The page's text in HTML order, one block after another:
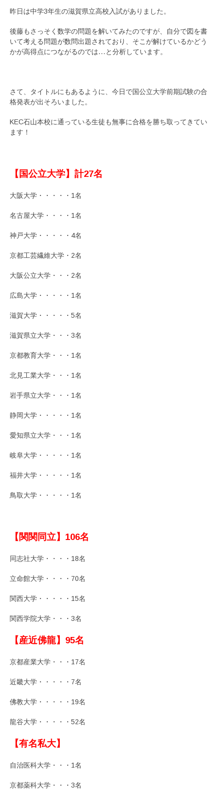
昨日は中学3年生の滋賀県立高校入試がありました。
後藤もさっそく数学の問題を解いてみたのですが、自分で図を書
いて考える問題が数問出題されており、そこが解けているかどう
かが高得点につながるのでは…と分析しています。
さて、タイトルにもあるように、今日で国公立大学前期試験の合
格発表が出そろいました。
KEC石山本校に通っている生徒も無事に合格を勝ち取ってきてい
ます！
【国公立大学】計27名
大阪大学・・・・・1名
名古屋大学・・・・1名
神戸大学・・・・・4名
京都工芸繊維大学・2名
大阪公立大学・・・2名
広島大学・・・・・1名
滋賀大学・・・・・5名
滋賀県立大学・・・3名
京都教育大学・・・1名
北見工業大学・・・1名
岩手県立大学・・・1名
静岡大学・・・・・1名
愛知県立大学・・・1名
岐阜大学・・・・・1名
福井大学・・・・・1名
鳥取大学・・・・・1名
【関関同立】106名
同志社大学・・・・18名
立命館大学・・・・70名
関西大学・・・・・15名
関西学院大学・・・3名
【産近佛龍】95名
京都産業大学・・・17名
近畿大学・・・・・7名
佛教大学・・・・・19名
龍谷大学・・・・・52名
【有名私大】
自治医科大学・・・1名
京都薬科大学・・・3名